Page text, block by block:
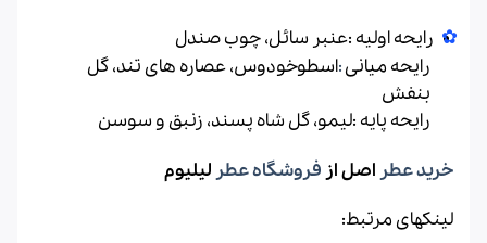
رایحه اولیه :عنبر سائل، چوب صندل
رایحه میانی:اسطوخودوس، عصاره های تند، گل
بنفش
رایحه پایه :لیمو، گل شاه پسند، زنبق و سوسن
خرید عطر اصل از فروشگاه عطر لیلیوم
لینکهای مرتبط: